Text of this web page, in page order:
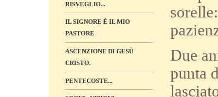
RISVEGLIO...
IL SIGNORE È IL MIO
PASTORE
ASCENZIONE DI GESÙ
CRISTO.
PENTECOSTE...
Due
punta